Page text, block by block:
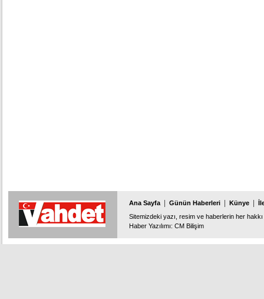
Ana Sayfa Günün Haberleri Künye
Sitemizdeki yazı, resim ve haberlerin her
Haber Yazılımı: CM Bilişim